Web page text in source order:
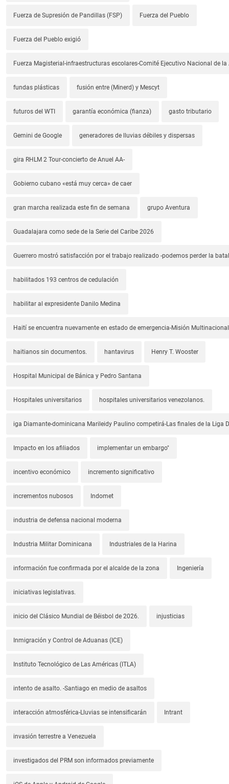
Fuerza de Supresión de Pandillas (FSP) Fuerza del Pueblo
Fuerza del Pueblo exigió
Fuerza Magisterial-infraestructuras escolares-Comité Ejecutivo Nacional de la
fundas plásticas fusión entre (Minerd) y Mescyt
futuros del WTI garantía económica (fianza) gasto tributario
Gemini de Google generadores de lluvias débiles y dispersas
gira RHLM 2 Tour-concierto de Anuel AA-
Gobierno cubano «está muy cerca» de caer
gran marcha realizada este fin de semana grupo Aventura
Guadalajara como sede de la Serie del Caribe 2026
Guerrero mostró satisfacción por el trabajo realizado -podemos perder la
habilitados 193 centros de cedulación
habilitar al expresidente Danilo Medina
Haití se encuentra nuevamente en estado de emergencia-Misión
haitianos sin documentos. hantavirus Henry T. Wooster
Hospital Municipal de Bánica y Pedro Santana
Hospitales universitarios hospitales universitarios venezolanos.
iga Diamante-dominicana Marileidy Paulino competirá-Las finales de la Liga
Impacto en los afiliados implementar un embargo"
incentivo económico incremento significativo
incrementos nubosos Indomet
industria de defensa nacional moderna
Industria Militar Dominicana Industriales de la Harina
información fue confirmada por el alcalde de la zona Ingeniería
iniciativas legislativas.
inicio del Clásico Mundial de Béisbol de 2026. injusticias
Inmigración y Control de Aduanas (ICE)
Instituto Tecnológico de Las Américas (ITLA)
intento de asalto. -Santiago en medio de asaltos
interacción atmosférica-Lluvias se intensificarán Intrant
invasión terrestre a Venezuela
investigados del PRM son informados previamente